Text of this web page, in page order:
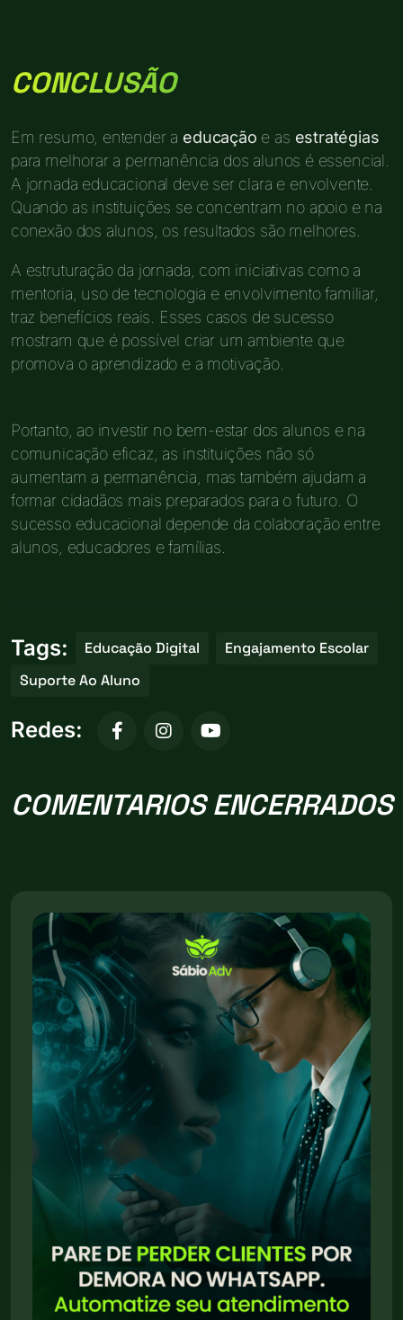
CONCLUSÃO
Em resumo, entender a educação e as estratégias
para melhorar a permanência dos alunos é essencial.
A jornada educacional deve ser clara e envolvente.
Quando as instituições se concentram no apoio e na
conexão dos alunos, os resultados são melhores.
A estruturação da jornada, com iniciativas como a
mentoria, uso de tecnologia e envolvimento familiar,
traz benefícios reais. Esses casos de sucesso
mostram que é possível criar um ambiente que
promova o aprendizado e a motivação.
Portanto, ao investir no bem-estar dos alunos e na
comunicação eficaz, as instituições não só
aumentam a permanência, mas também ajudam a
formar cidadãos mais preparados para o futuro. O
sucesso educacional depende da colaboração entre
alunos, educadores e famílias.
Tags: Educação Digital
Engajamento Escolar
Suporte Ao Aluno
Redes:
COMENTARIOS ENCERRADOS